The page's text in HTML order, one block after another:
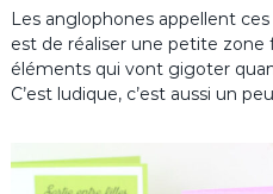
Les anglophones appellent
est de réaliser une petite
éléments qui vont gigoter
C’est ludique, c’est aussi un